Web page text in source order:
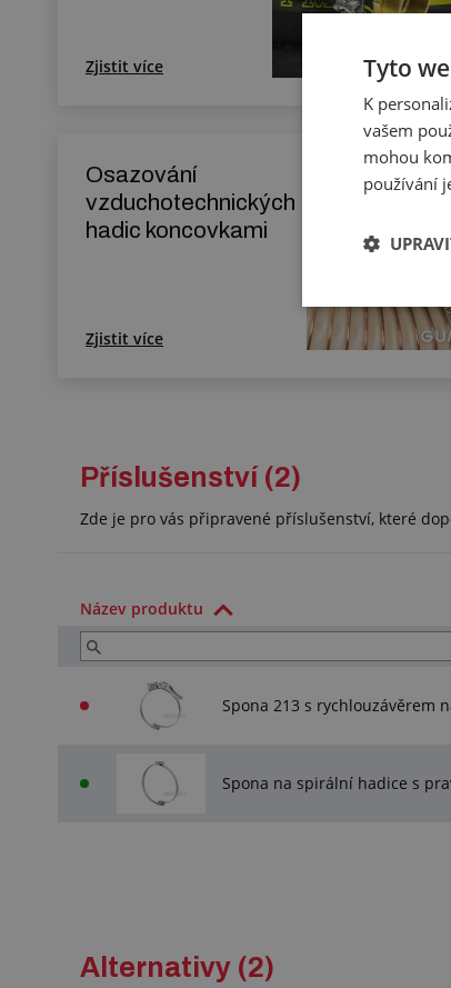
Zjistit více
Osazování
vzduchotechnických
hadic koncovkami
Zjistit více
Příslušenství (2)
Zde je pro vás připravené příslušenství, které
Název produktu
Spona 213 s rychlouzávěrem
Spona na spirální hadice s
Alternativy (2)
Tyto
K
vašem
mohou
používání